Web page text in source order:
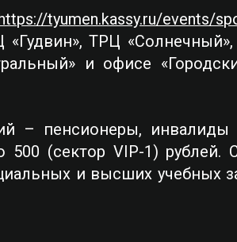
tyumen.kassy.ru/events/
«Гудвин», ТРЦ
и офисе
– пенсионеры, инвалиды
(сектор VIP-1) рублей.
и высших учебных